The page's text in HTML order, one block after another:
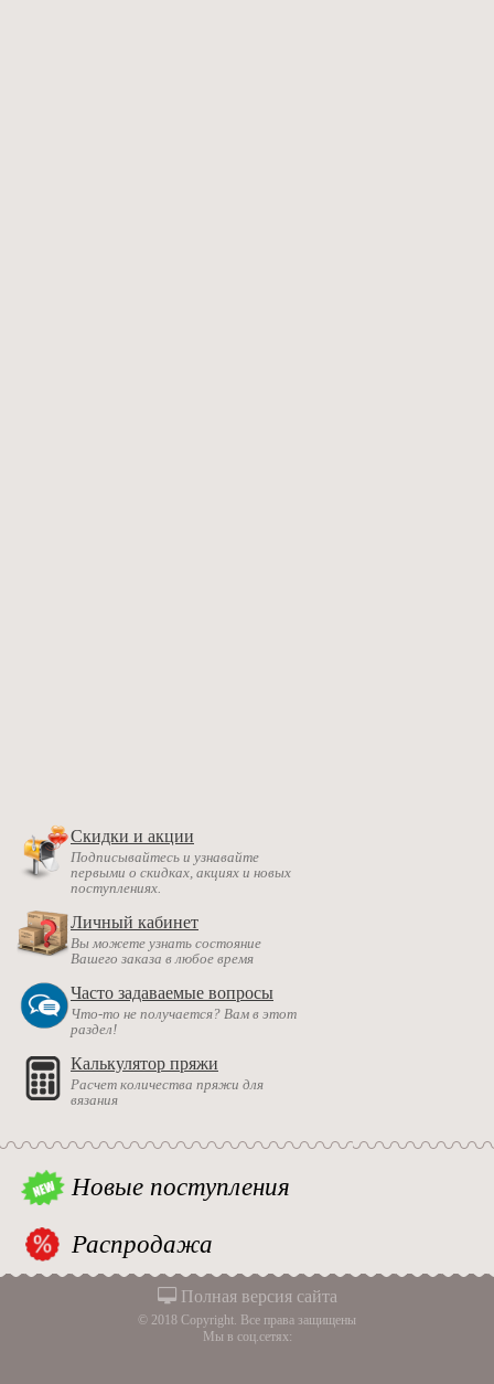
Скидки и акции
Подписывайтесь и узнавайте
первыми о скидках, акциях и новых
поступлениях.
Личный кабинет
Вы можете узнать состояние
Вашего заказа в любое время
Часто задаваемые вопросы
Что-то не получается? Вам в этот
раздел!
Калькулятор пряжи
Расчет количества пряжи для
вязания
Новые поступления
Распродажа
Полная версия сайта
© 2018 Copyright. Все права защищены
Мы в соц.сетях: